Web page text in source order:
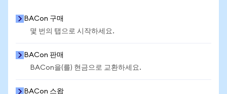
BACon 구매
몇 번의 탭으로 시작하세요.
BACon 판매
BACon을(를) 현금으로 교환하세요.
BACon 스왑